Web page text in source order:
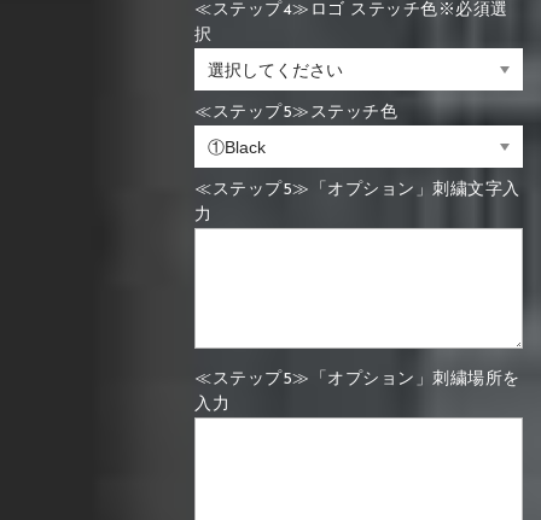
≪ステップ4≫ロゴ ステッチ色※必須選
択
≪ステップ5≫ステッチ色
≪ステップ5≫「オプション」刺繍文字入
力
≪ステップ5≫「オプション」刺繍場所を
入力